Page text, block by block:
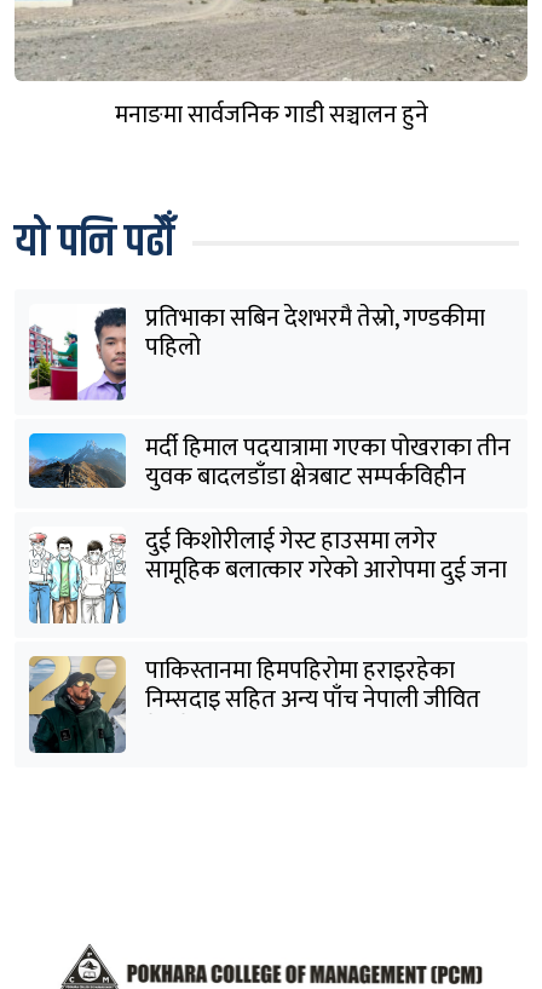
मनाङमा सार्वजनिक गाडी सञ्चालन हुने
यो पनि पढौँ
प्रतिभाका सबिन देशभरमै तेस्रो, गण्डकीमा
पहिलो
मर्दी हिमाल पदयात्रामा गएका पोखराका तीन
युवक बादलडाँडा क्षेत्रबाट सम्पर्कविहीन
दुई किशोरीलाई गेस्ट हाउसमा लगेर
सामूहिक बलात्कार गरेको आरोपमा दुई जना
पाकिस्तानमा हिमपहिरोमा हराइरहेका
निम्सदाइ सहित अन्य पाँच नेपाली जीवित